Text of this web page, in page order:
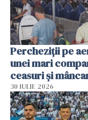
Percheziții pe
unei mari
ceasuri și
30 IULIE 2026